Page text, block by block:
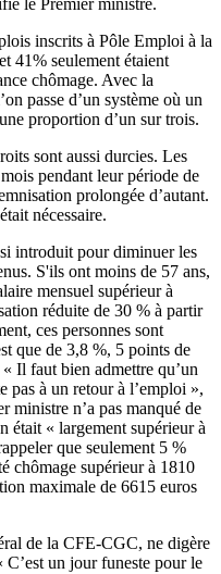
le Premier ministre.
inscrits à Pôle Emploi à la
41% seulement étaient
chômage. Avec la
passe d’un système où un
proportion d’un sur trois.
sont aussi durcies. Les
pendant leur période de
prolongée d’autant.
nécessaire.
introduit pour diminuer les
S'ils ont moins de 57 ans,
mensuel supérieur à
réduite de 30 % à partir
ces personnes sont
que de 3,8 %, 5 points de
Il faut bien admettre qu’un
pas à un retour à l’emploi »,
ministre n’a pas manqué de
était « largement supérieur à
que seulement 5 %
chômage supérieur à 1810
maximale de 6615 euros
de la CFE-CGC, ne digère
C’est un jour funeste pour le